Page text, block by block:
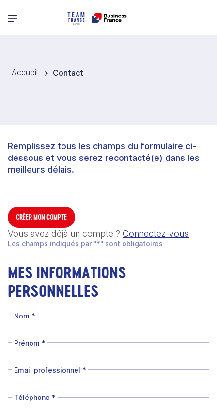
Menu principal
Accueil Contact
Remplissez tous les champs du formulaire ci-
dessous et vous serez recontacté(e) dans les
meilleurs délais.
CRÉER MON COMPTE
Vous avez déjà un compte ? Connectez-vous
Les champs indiqués par "*" sont obligatoires
MES INFORMATIONS
PERSONNELLES
Nom *
Prénom *
Email professionnel *
Téléphone *